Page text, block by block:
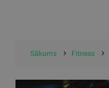
Sākums Fitness